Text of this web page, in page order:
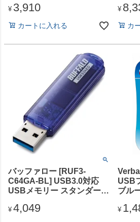
¥ 3,910
カートに入れる
リー
¥
カ
バッファロー [RUF3-
C64GA-BL] USB3.0対応
USBメモリー スタンダード
¥ 4,049
USB
ブル
¥